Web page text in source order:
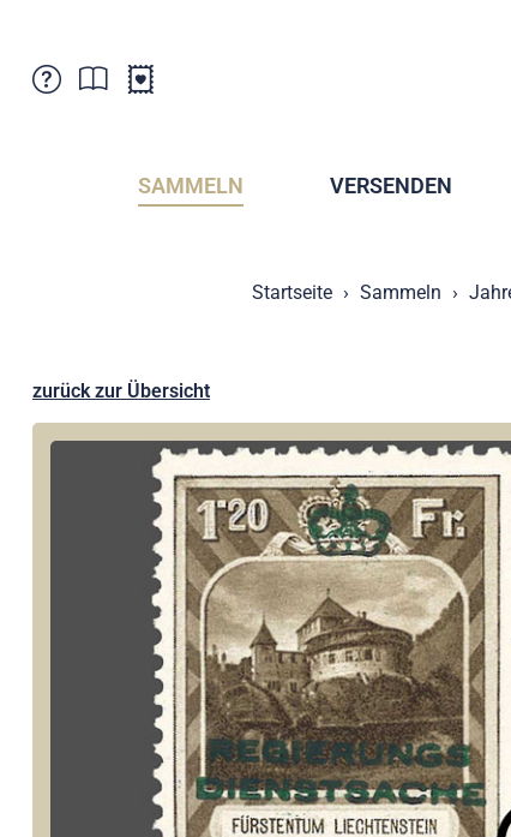
Verkaufsstellen
Postcrossing
Abonnemente
SAMMELN VERSENDEN
Startseite Sammeln
zurück zur Übersicht